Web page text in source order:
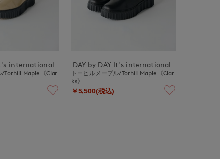
international
/Torhill Maple《Clar
DAY by DAY It's international
トーヒルメープル/Torhill Maple《Clar
ks》
￥5,500(税込)